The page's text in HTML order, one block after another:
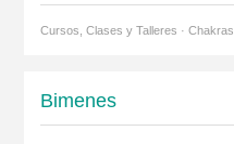
Cursos, Clases y Talleres · Chakras
Bimenes